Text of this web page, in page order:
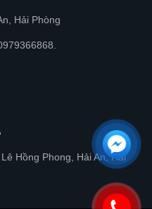
Hải Phòng
Hồng Phong, Hải An, Hải